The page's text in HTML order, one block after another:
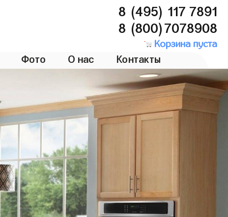
8 (495) 117 7891
8 (800)7078908
Корзина пуста
Фото О нас Контакты